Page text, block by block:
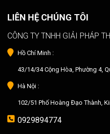
LIÊN HỆ CHÚNG TÔI
CÔNG TY TNHH GIẢI PHÁP
Hồ Chí Minh :
43/14/34 Cộng Hòa, Phường 4,
Hà Nội :
102/51 Phố Hoàng Đạo Thành,
0929894774